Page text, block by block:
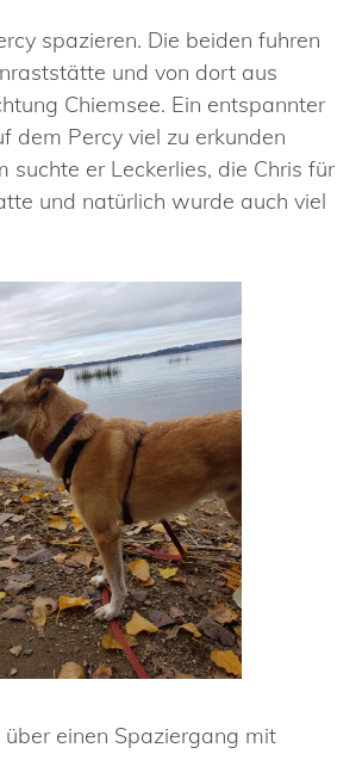
spazieren. Die beiden fuhren
und von dort aus
Chiemsee. Ein entspannter
dem Percy viel zu erkunden
suchte er Leckerlies, die Chris für
und natürlich wurde auch viel
einen Spaziergang mit